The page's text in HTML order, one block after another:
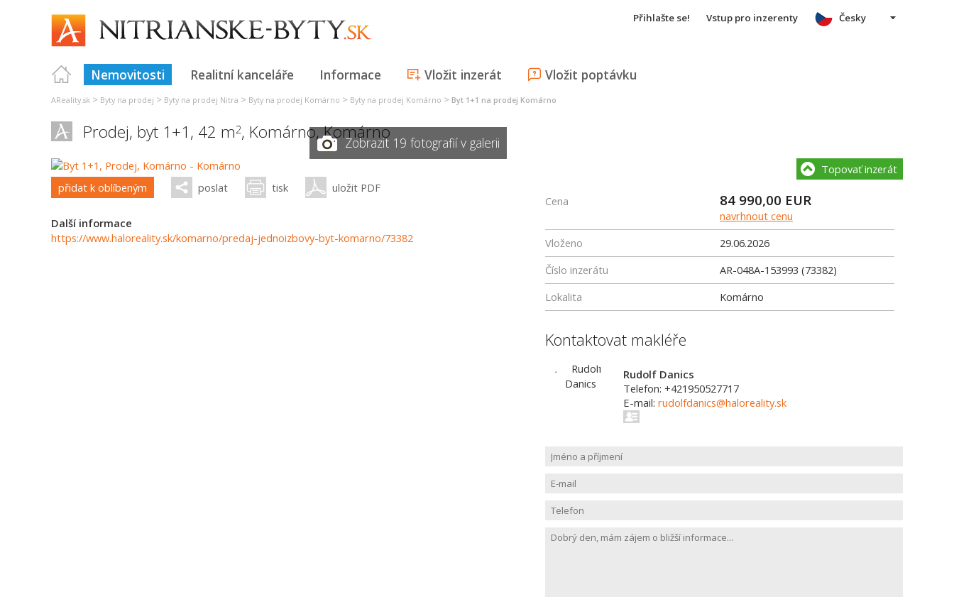
Přihlašte se! Vstup pro inzerenty
Nemovitosti Realitní kanceláře Informace Vložit inzerát Vložit poptávku
Česky
AReality.sk > Byty na prodej > Byty na prodej Nitra > Byty na prodej Komárno > Byty na prodej Komárno > Byt 1+1 na prodej Komárno
Prodej, byt 1+1, 42 m2, Komárno,Komárno
Zobrazit 19 fotografií v galerii
přidat k oblíbeným poslat tisk uložit PDF
Další informace
https://www.haloreality.sk/komarno/predaj-jednoizbovy-byt-komarno/73382
Topovať inzerát
Cena 84 990,00 EUR
navrhnout cenu
Vloženo
29.06.2026
Číslo inzerátu
AR-048A-153993 (73382)
Lokalita
Komárno
Kontaktovat makléře
Rudolf Danics
Telefon: +421950527717
E-mail: rudolfdanics@haloreality.sk